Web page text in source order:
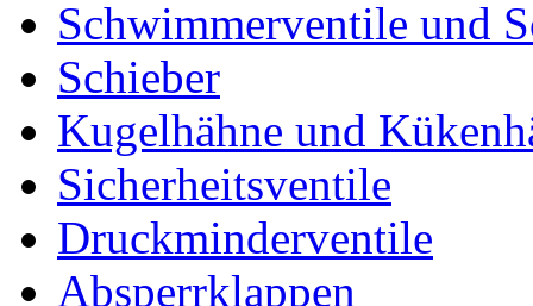
Schwimmerventile und
Schieber
Kugelhähne und
Sicherheitsventile
Druckminderventile
Absperrklappen